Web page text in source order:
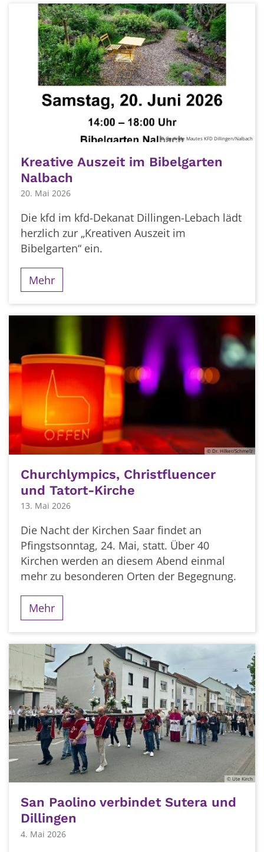
© Gerlinde Mautes KFD Dillingen/Nalbach
Kreative Auszeit im Bibelgarten
Nalbach
20. Mai 2026
Die kfd im kfd-Dekanat Dillingen-Lebach lädt
herzlich zur „Kreativen Auszeit im
Bibelgarten“ ein.
Mehr
© Dr. Hilker/Schmelz
Churchlympics, Christfluencer
und Tatort-Kirche
13. Mai 2026
Die Nacht der Kirchen Saar findet an
Pfingstsonntag, 24. Mai, statt. Über 40
Kirchen werden an diesem Abend einmal
mehr zu besonderen Orten der Begegnung.
Mehr
© Ute Kirch
San Paolino verbindet Sutera und
Dillingen
4. Mai 2026